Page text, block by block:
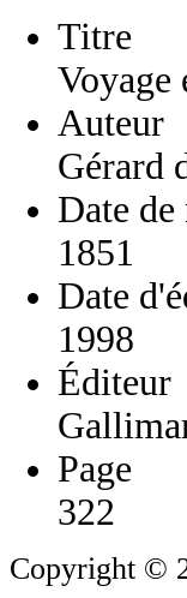
Titre
Voyage
Auteur
Gérard
Date de
1851
Date
1998
Éditeur
Page
322
Copyright ©